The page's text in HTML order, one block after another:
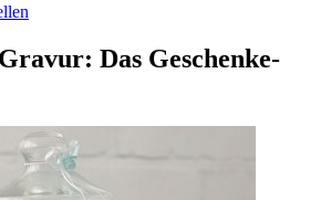
Das Geschenke-